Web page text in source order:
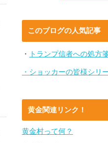
このブログの人気記事
・ トランプ信者への処
・ショッカーの皆様シリ
黄金関連リンク！
黄金村って何？